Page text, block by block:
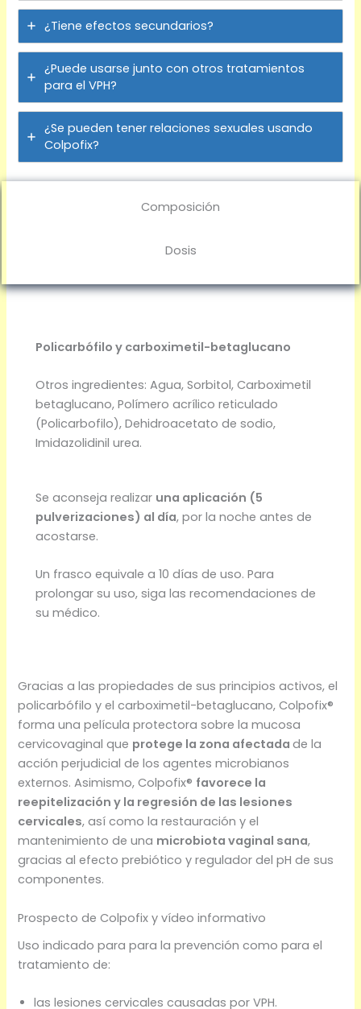
¿Tiene efectos secundarios?
¿Puede usarse junto con otros tratamientos
para el VPH?
¿Se pueden tener relaciones sexuales usando
Colpofix?
Composición
Dosis
Policarbófilo y carboximetil-betaglucano
Otros ingredientes: Agua, Sorbitol, Carboximetil
betaglucano, Polímero acrílico reticulado
(Policarbofilo), Dehidroacetato de sodio,
Imidazolidinil urea.
Se aconseja realizar una aplicación (5
pulverizaciones) al día, por la noche antes de
acostarse.
Un frasco equivale a 10 días de uso. Para
prolongar su uso, siga las recomendaciones de
su médico.
Gracias a las propiedades de sus principios activos, el
policarbófilo y el carboximetil-betaglucano, Colpofix®
forma una película protectora sobre la mucosa
cervicovaginal que protege la zona afectadade la
acción perjudicial de los agentes microbianos
externos. Asimismo, Colpofix® favorece la
reepitelización y la regresión de las lesiones
cervicales, así como la restauración y el
mantenimiento de una microbiota vaginal sana,
gracias al efecto prebiótico y regulador del pH de sus
componentes.
Prospecto de Colpofix y vídeo informativo
Uso indicado para para la prevención como para el
tratamiento de:
las lesiones cervicales causadas por VPH.